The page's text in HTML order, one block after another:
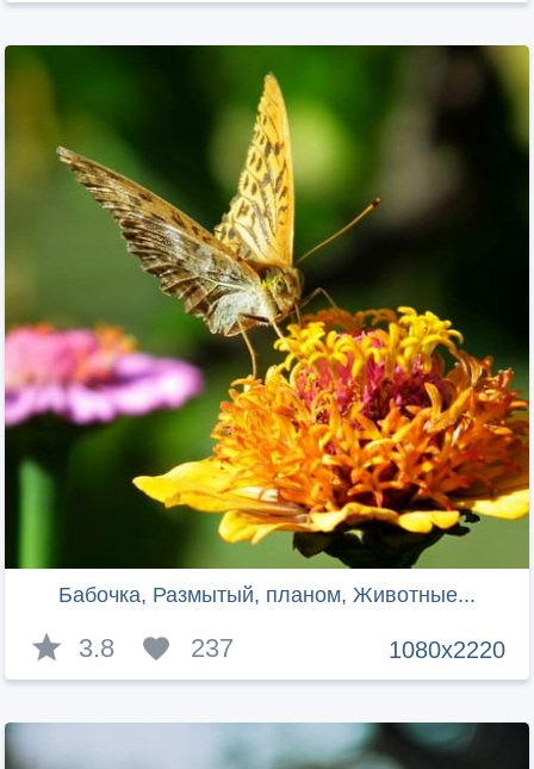
Бабочка, Размытый, планом, Животные...
1080x2220
3.8 237